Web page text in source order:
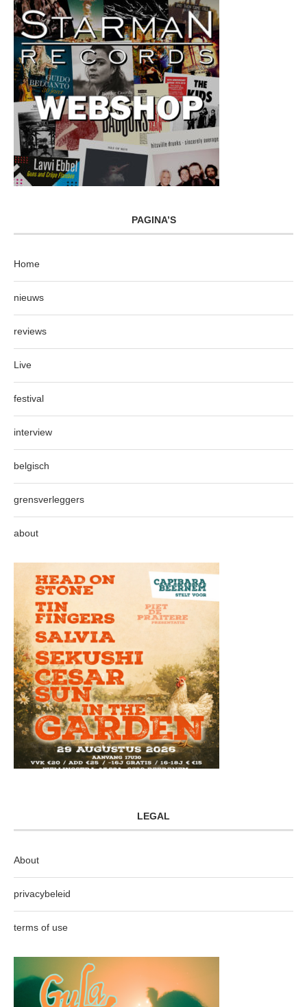
PAGINA’S
Home
nieuws
reviews
Live
festival
interview
belgisch
grensverleggers
about
LEGAL
About
privacybeleid
terms of use